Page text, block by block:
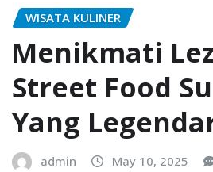
WISATA KULINER
Menikmati
Street Food
Yang
admin May 10, 2025